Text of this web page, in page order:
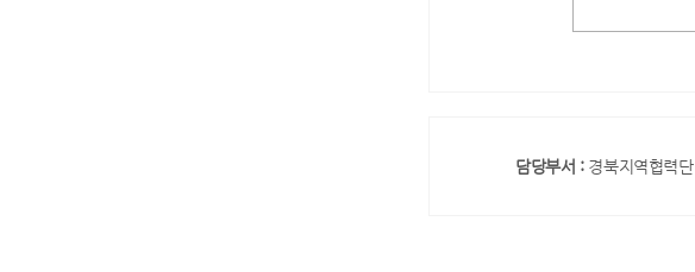
담당부서 : 경북지역협력단